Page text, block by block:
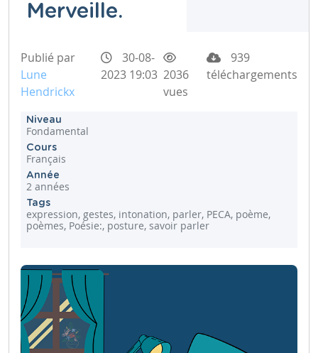
Merveille.
Publié par
Lune
Hendrickx
30-08-
2023 19:03 2036
vues
939
téléchargements
Niveau
Fondamental
Cours
Français
Année
2 années
Tags
expression, gestes, intonation, parler, PECA, poème,
poèmes, Poésie:, posture, savoir parler